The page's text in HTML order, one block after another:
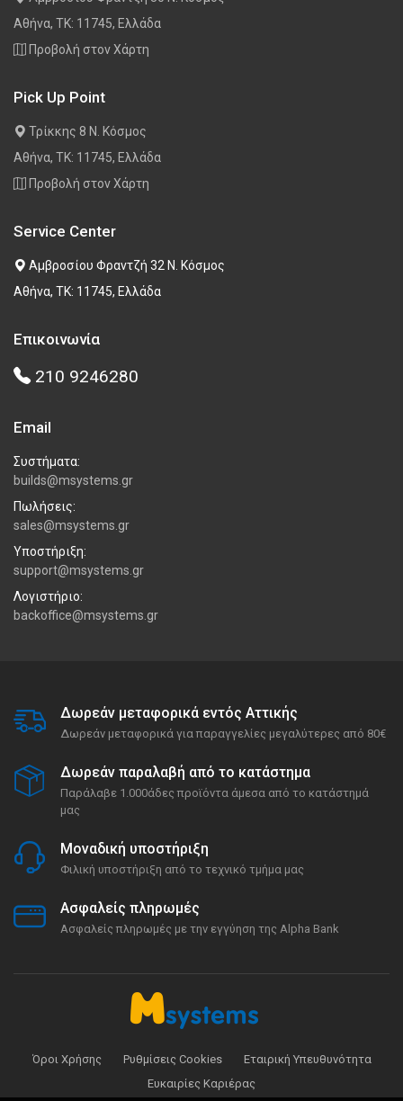
Αθήνα, ΤΚ: 11745, Ελλάδα
Προβολή στον Χάρτη
Pick Up Point
Τρίκκης 8 Ν. Κόσμος
Αθήνα, ΤΚ: 11745, Ελλάδα
Προβολή στον Χάρτη
Service Center
Αμβροσίου Φραντζή 32 Ν. Κόσμος
Αθήνα, ΤΚ: 11745, Ελλάδα
Επικοινωνία
210 9246280
Email
Συστήματα:
builds@msystems.gr
Πωλήσεις:
sales@msystems.gr
Υποστήριξη:
support@msystems.gr
Λογιστήριο:
backoffice@msystems.gr
Δωρεάν μεταφορικά εντός Αττικής
Δωρεάν μεταφορικά για παραγγελίες μεγαλύτερες από 80€
Δωρεάν παραλαβή από το κατάστημα
Παράλαβε 1.000άδες προϊόντα άμεσα από το κατάστημά
μας
Μοναδική υποστήριξη
Φιλική υποστήριξη από το τεχνικό τμήμα μας
Ασφαλείς πληρωμές
Ασφαλείς πληρωμές με την εγγύηση της Alpha Bank
Όροι Χρήσης Ρυθμίσεις Cookies
Εταιρική Υπευθυνότητα
Ευκαιρίες Καριέρας